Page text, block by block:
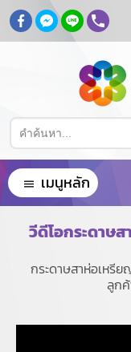
เมนูหลัก
วีดีโอกระดาษ
กระดาษสาห่อเหรี
ลูก